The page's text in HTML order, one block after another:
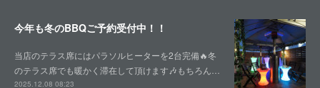
今年も冬のBBQご予約受付中！！
当店のテラス席にはパラソルヒーターを2台完備🔥冬
のテラス席でも暖かく滞在して頂けます🎶もちろん…
2025.12.08 08:23